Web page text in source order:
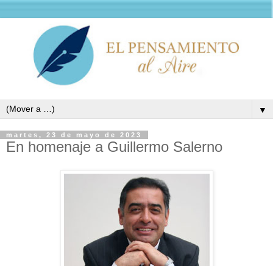
▼
martes, 23 de mayo de 2023
En homenaje a Guillermo Salerno